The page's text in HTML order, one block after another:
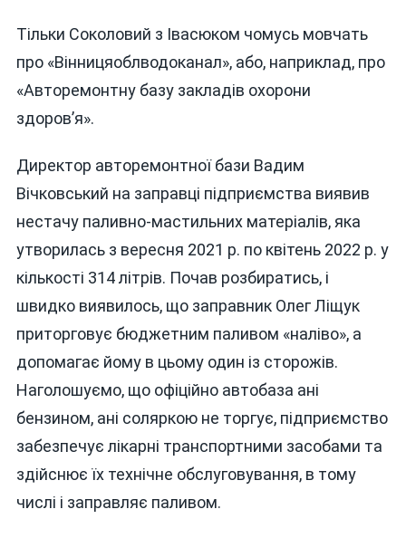
Тільки Соколовий з Івасюком чомусь мовчать
про «Вінницяоблводоканал», або, наприклад, про
«Авторемонтну базу закладів охорони
здоров’я».
Директор авторемонтної бази Вадим
Вічковський на заправці підприємства виявив
нестачу паливно-мастильних матеріалів, яка
утворилась з вересня 2021 р. по квітень 2022 р. у
кількості 314 літрів. Почав розбиратись, і
швидко виявилось, що заправник Олег Ліщук
приторговує бюджетним паливом «наліво», а
допомагає йому в цьому один із сторожів.
Наголошуємо, що офіційно автобаза ані
бензином, ані соляркою не торгує, підприємство
забезпечує лікарні транспортними засобами та
здійснює їх технічне обслуговування, в тому
числі і заправляє паливом.